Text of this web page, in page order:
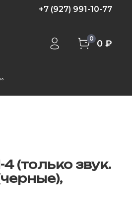
+7 (927) 991-10-77
0 0 ₽
(только звук.